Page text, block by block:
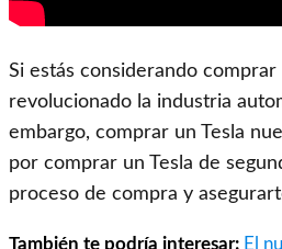
Si estás considerando
revolucionado la industria
embargo, comprar un Tesla
por comprar un Tesla de
proceso de compra y
También te podría interesar: El